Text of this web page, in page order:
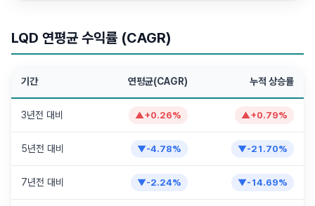
LQD 연평균 수익률 (CAGR)
기간 연평균(CAGR) 누적 상승률
3년전 대비 ▲+0.26% ▲+0.79%
5년전 대비 ▼-4.78% ▼-21.70%
7년전 대비 ▼-2.24% ▼-14.69%